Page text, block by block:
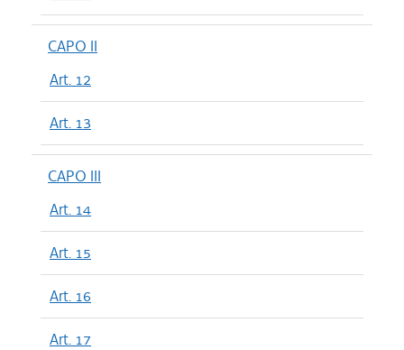
CAPO II
Art. 12
Art. 13
CAPO III
Art. 14
Art. 15
Art. 16
Art. 17